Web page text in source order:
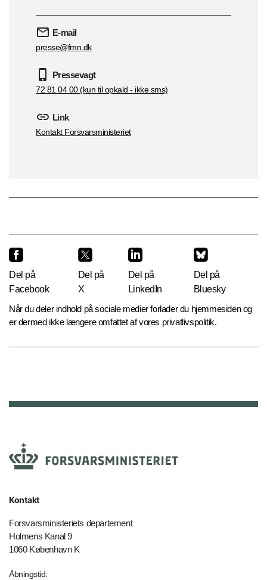
E-mail
presse@fmn.dk
Pressevagt
72 81 04 00 (kun til opkald - ikke sms)
Link
Kontakt Forsvarsministeriet
Del på
Facebook
Del på
X
Del på
LinkedIn
Del på
Bluesky
Når du deler indhold på sociale medier forlader du hjemmesiden og
er dermed ikke længere omfattet af vores privatlivspolitik.
Kontakt
Forsvarsministeriets departement
Holmens Kanal 9
1060 København K
Åbningstid: